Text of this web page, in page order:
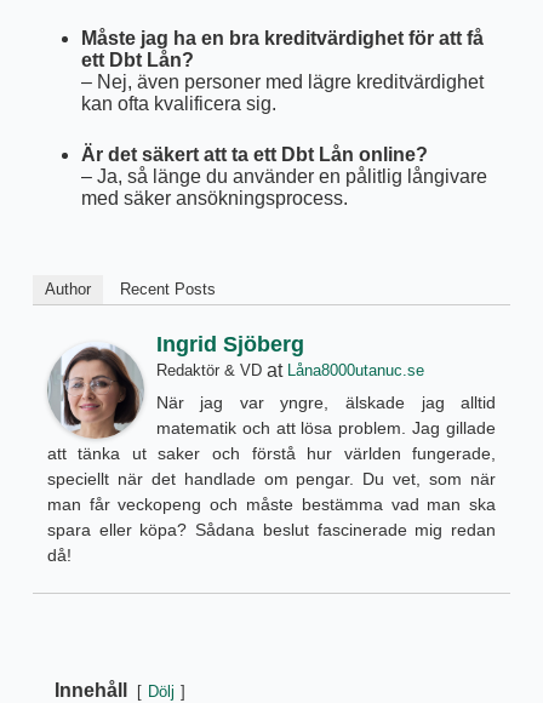
Måste jag ha en bra kreditvärdighet för att få
ett Dbt Lån?
– Nej, även personer med lägre kreditvärdighet
kan ofta kvalificera sig.
Är det säkert att ta ett Dbt Lån online?
– Ja, så länge du använder en pålitlig långivare
med säker ansökningsprocess.
Author Recent Posts
Ingrid Sjöberg
Redaktör & VDat Låna8000utanuc.se
När jag var yngre, älskade jag alltid
matematik och att lösa problem. Jag gillade
att tänka ut saker och förstå hur världen fungerade,
speciellt när det handlade om pengar. Du vet, som när
man får veckopeng och måste bestämma vad man ska
spara eller köpa? Sådana beslut fascinerade mig redan
då!
Innehåll Dölj